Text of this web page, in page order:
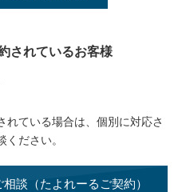
されているお客様
れている場合は、個別に対応さ
ださい。
談（たよれーるご契約）